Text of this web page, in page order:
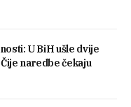
U BiH ušle dvije
naredbe čekaju